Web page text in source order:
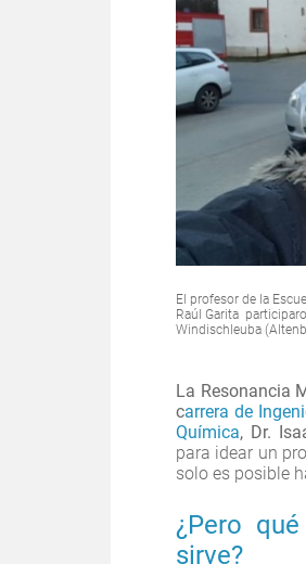
El profesor de la
Raúl Garita
Windischleuba
La Resonancia
carrera de
Química, Dr.
para idear un
solo es posible
¿Pero
sirve?